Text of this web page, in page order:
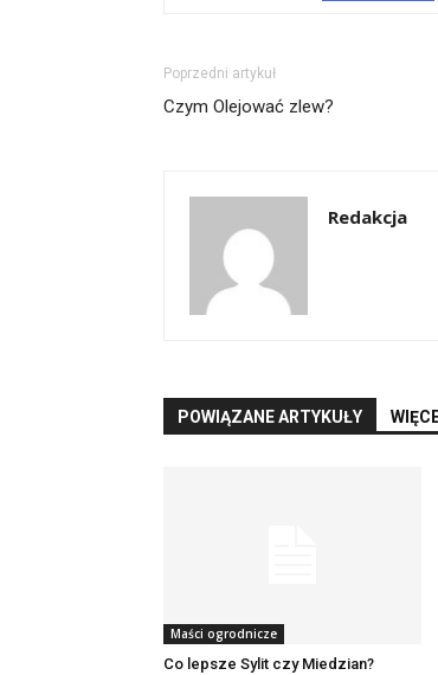
Poprzedni artykuł
Czym Olejować zlew?
Redakcja
POWIĄZANE ARTYKUŁY
Maści ogrodnicze
Co lepsze Sylit czy Miedzian?